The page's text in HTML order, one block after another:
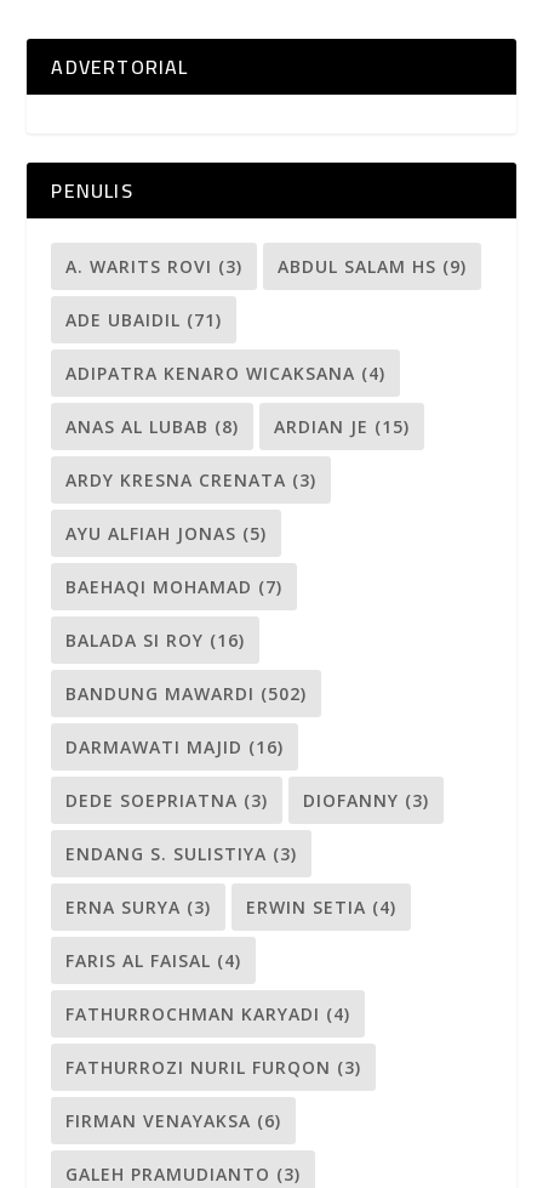
ADVERTORIAL
PENULIS
A. WARITS ROVI (3) ABDUL SALAM HS (9)
ADE UBAIDIL (71)
ADIPATRA KENARO WICAKSANA (4)
ANAS AL LUBAB (8) ARDIAN JE (15)
ARDY KRESNA CRENATA (3)
AYU ALFIAH JONAS (5)
BAEHAQI MOHAMAD (7)
BALADA SI ROY (16)
BANDUNG MAWARDI (502)
DARMAWATI MAJID (16)
DEDE SOEPRIATNA (3) DIOFANNY (3)
ENDANG S. SULISTIYA (3)
ERNA SURYA (3) ERWIN SETIA (4)
FARIS AL FAISAL (4)
FATHURROCHMAN KARYADI (4)
FATHURROZI NURIL FURQON (3)
FIRMAN VENAYAKSA (6)
GALEH PRAMUDIANTO (3)